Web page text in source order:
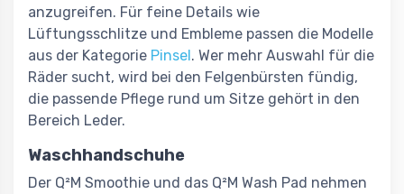
anzugreifen. Für feine Details wie
Lüftungsschlitze und Embleme passen die Modelle
aus der Kategorie Pinsel. Wer mehr Auswahl für die
Räder sucht, wird bei den Felgenbürsten fündig,
die passende Pflege rund um Sitze gehört in den
Bereich Leder.
Waschhandschuhe
Der Q²M Smoothie und das Q²M Wash Pad nehmen